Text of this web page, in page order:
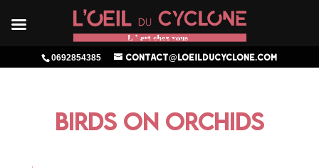
0692854385 contact@loeilducyclone.com
BIRDS ON ORCHIDS